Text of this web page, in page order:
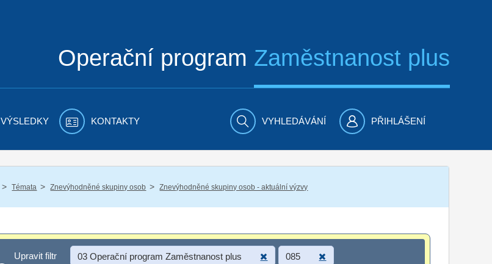
Operační program Zaměstnanost plus
VÝSLEDKY KONTAKTY VYHLEDÁVÁNÍ PŘIHLÁŠENÍ
/ Témata / Znevýhodněné skupiny osob / Znevýhodněné skupiny osob - aktuální výzvy
Upravit filtr
Upravit filtr 03 Operační program Zaměstnanost plus 085